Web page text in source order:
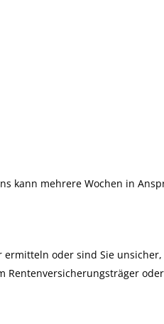
kann mehrere Wochen in
oder sind Sie
Rentenversicherungsträger